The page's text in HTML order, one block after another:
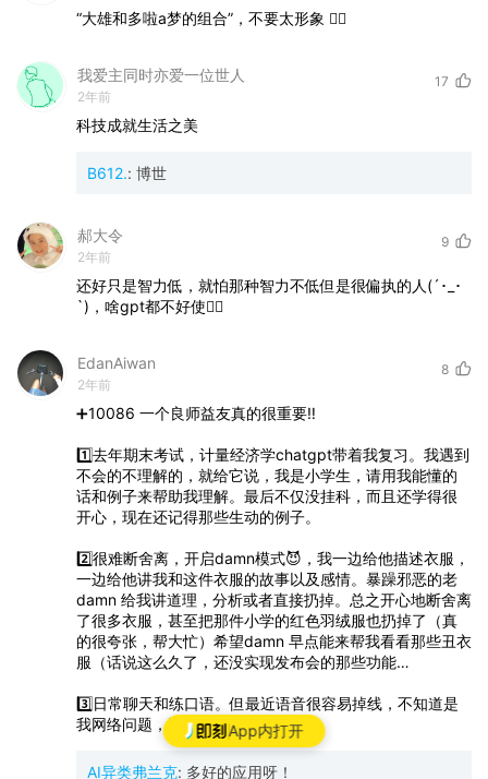
App内打开
“大雄和多啦a梦的组合”，不要太形象 👍🏻
我爱主同时亦爱一位世人
2年前
17
科技成就生活之美
B612.: 博世
郝大令
2年前
9
还好只是智力低，就怕那种智力不低但是很偏执的人(´･_･
`)，啥gpt都不好使🤦‍♂️
EdanAiwan
2年前
8
➕10086 一个良师益友真的很重要‼️
1️⃣去年期末考试，计量经济学chatgpt带着我复习。我遇到
不会的不理解的，就给它说，我是小学生，请用我能懂的
话和例子来帮助我理解。最后不仅没挂科，而且还学得很
开心，现在还记得那些生动的例子。
2️⃣很难断舍离，开启damn模式😈，我一边给他描述衣服，
一边给他讲我和这件衣服的故事以及感情。暴躁邪恶的老
damn 给我讲道理，分析或者直接扔掉。总之开心地断舍离
了很多衣服，甚至把那件小学的红色羽绒服也扔掉了（真
的很夸张，帮大忙）希望damn 早点能来帮我看看那些丑衣
服（话说这么久了，还没实现发布会的那些功能…
3️⃣日常聊天和练口语。但最近语音很容易掉线，不知道是
我网络问题，还是大家都这样😐
AI异类弗兰克: 多好的应用呀！